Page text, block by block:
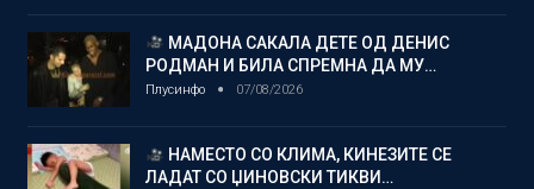
МАДОНА САКАЛА ДЕТЕ ОД ДЕНИС
РОДМАН И БИЛА СПРЕМНА ДА МУ…
Плусинфо 07/08/2026
НАМЕСТО СО КЛИМА, КИНЕЗИТЕ СЕ
ЛАДАТ СО ЏИНОВСКИ ТИКВИ…